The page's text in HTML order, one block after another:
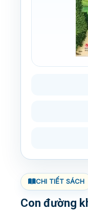
CHI TIẾT SÁCH
Con đường